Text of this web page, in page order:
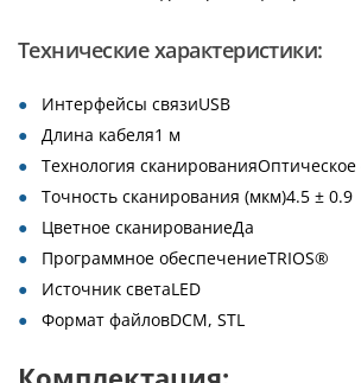
Технические характеристики:
Интерфейсы связиUSB
Длина кабеля1 м
Технология
Точность сканирования (мкм)4.5 ± 0.9
Цветное сканированиеДа
Программное обеспечениеTRIOS®
Источник светаLED
Формат файловDCM, STL